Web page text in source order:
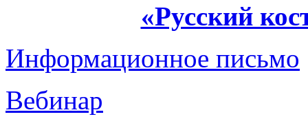
«Русский
Информационное письмо
Вебинар